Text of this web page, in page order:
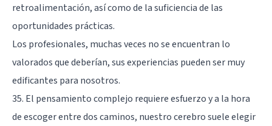
retroalimentación, así como de la suficiencia de las
oportunidades prácticas.
Los profesionales, muchas veces no se encuentran lo
valorados que deberían, sus experiencias pueden ser muy
edificantes para nosotros.
35. El pensamiento complejo requiere esfuerzo y a la hora
de escoger entre dos caminos, nuestro cerebro suele elegir